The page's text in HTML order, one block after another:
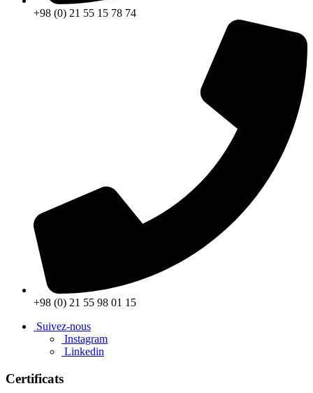
+98 (0) 21 55 15 78 74
+98 (0) 21 55 98 01 15
Suivez-nous
Instagram
Linkedin
Certificats